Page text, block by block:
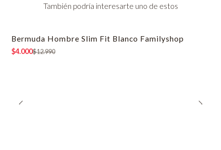
También podría interesarte uno de estos
-69% OFF
Bermuda Hombre Slim Fit Blanco Familyshop
$4.000$12.990